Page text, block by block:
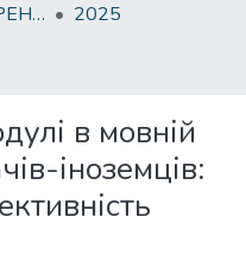
МАТЕРІАЛИ КОНФЕРЕНЦІЙ
2025
в мовній
іноземців: